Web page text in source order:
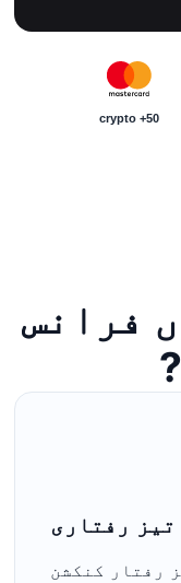
50+ crypto
فرانس
رفتاری
رفتار کنکشن